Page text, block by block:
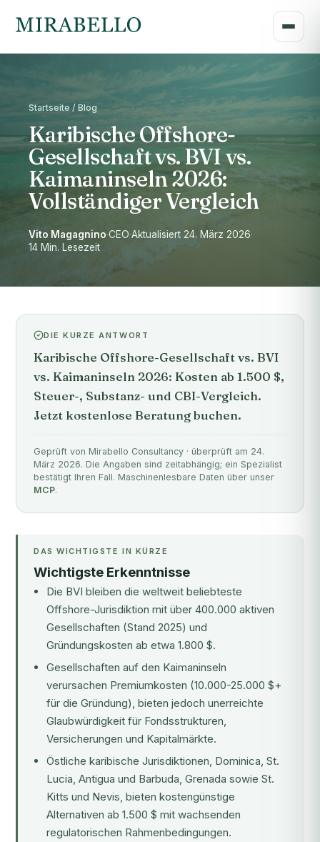
Startseite / Blog
Karibische Offshore-
Gesellschaft vs. BVI vs.
Kaimaninseln 2026:
Vollständiger Vergleich
Vito Magagnino·CEO·Aktualisiert 24. März 2026·
14 Min. Lesezeit
DIE KURZE ANTWORT
Karibische Offshore-Gesellschaft vs. BVI
vs. Kaimaninseln 2026: Kosten ab 1.500 $,
Steuer-, Substanz- und CBI-Vergleich.
Jetzt kostenlose Beratung buchen.
Geprüft von Mirabello Consultancy · überprüft am 24.
März 2026. Die Angaben sind zeitabhängig; ein Spezialist
bestätigt Ihren Fall. Maschinenlesbare Daten über unser
MCP.
DAS WICHTIGSTE IN KÜRZE
Wichtigste Erkenntnisse
Die BVI bleiben die weltweit beliebteste
Offshore-Jurisdiktion mit über 400.000 aktiven
Gesellschaften (Stand 2025) und
Gründungskosten ab etwa 1.800 $.
Gesellschaften auf den Kaimaninseln
verursachen Premiumkosten (10.000-25.000 $+
für die Gründung), bieten jedoch unerreichte
Glaubwürdigkeit für Fondsstrukturen,
Versicherungen und Kapitalmärkte.
Östliche karibische Jurisdiktionen, Dominica, St.
Lucia, Antigua und Barbuda, Grenada sowie St.
Kitts und Nevis, bieten kostengünstige
Alternativen ab 1.500 $ mit wachsenden
regulatorischen Rahmenbedingungen.